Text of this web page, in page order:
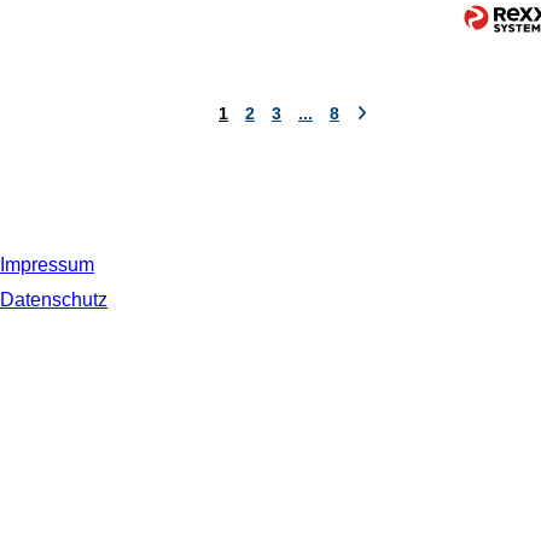
1 2 3 ... 8
Impressum
Datenschutz